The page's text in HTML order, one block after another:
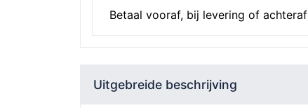
Betaal vooraf, bij levering of achteraf
Uitgebreide beschrijving